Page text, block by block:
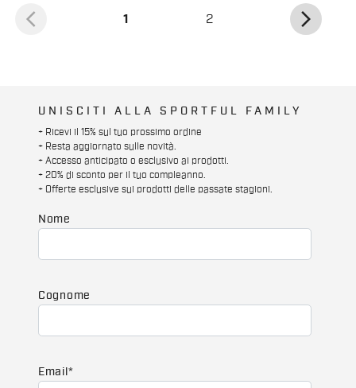
arrow_back_ios 1 2 arrow_forward_ios
UNISCITI ALLA SPORTFUL FAMILY
+ Ricevi il 15% sul tuo prossimo ordine
+ Resta aggiornato sulle novità.
+ Accesso anticipato o esclusivo ai prodotti.
+ 20% di sconto per il tuo compleanno.
+ Offerte esclusive sui prodotti delle passate stagioni.
Nome
Cognome
Email *